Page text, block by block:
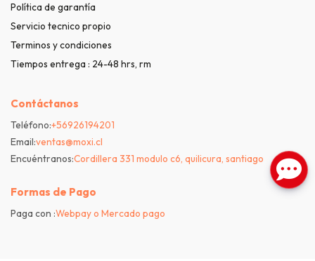
Política de garantía
Servicio tecnico propio
Terminos y condiciones
Tiempos entrega : 24-48 hrs, rm
Contáctanos
Teléfono:+56926194201
Email:ventas@moxi.cl
Encuéntranos:Cordillera 331 modulo c6, quilicura, santiago
Formas de Pago
Paga con :Webpay o Mercado pago